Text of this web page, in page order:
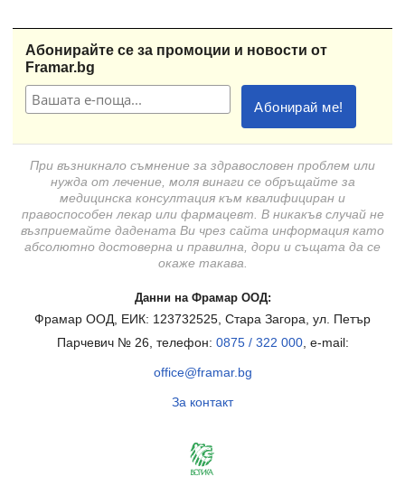
Абонирайте се за промоции и новости от
Framar.bg
При възникнало съмнение за здравословен проблем или
нужда от лечение, моля винаги се обръщайте за
медицинска консултация към квалифициран и
правоспособен лекар или фармацевт. В никакъв случай не
възприемайте дадената Ви чрез сайта информация като
абсолютно достоверна и правилна, дори и същата да се
окаже такава.
Данни на Фрамар ООД:
Фрамар ООД, ЕИК: 123732525, Стара Загора, ул. Петър
Парчевич № 26, телефон: 0875 / 322 000, e-mail:
office@framar.bg
За контакт